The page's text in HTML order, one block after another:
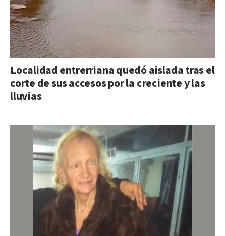
Localidad entrerriana quedó aislada tras el
corte de sus accesos por la creciente y las
lluvias